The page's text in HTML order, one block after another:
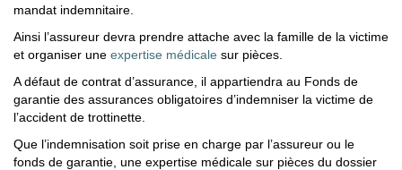
mandat indemnitaire.
Ainsi l’assureur devra prendre attache avec la famille de la victime
et organiser une expertise médicale sur pièces.
A défaut de contrat d’assurance, il appartiendra au Fonds de
garantie des assurances obligatoires d’indemniser la victime de
l’accident de trottinette.
Que l’indemnisation soit prise en charge par l’assureur ou le
fonds de garantie, une expertise médicale sur pièces du dossier